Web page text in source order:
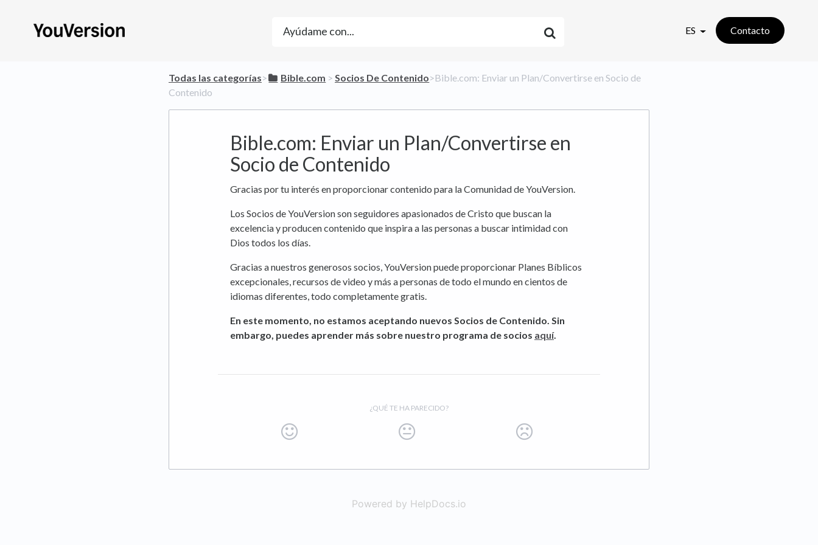
ES Contacto
Todas las categorías​>​ ​Bible.com ​ > ​​Socios De Contenido​>​ Bible.com: Enviar un Plan/Convertirse en Socio de
Contenido
Bible.com: Enviar un Plan/Convertirse en
Socio de Contenido
Gracias por tu interés en proporcionar contenido para la Comunidad de YouVersion.
Los Socios de YouVersion son seguidores apasionados de Cristo que buscan la
excelencia y producen contenido que inspira a las personas a buscar intimidad con
Dios todos los días.
Gracias a nuestros generosos socios, YouVersion puede proporcionar Planes Bíblicos
excepcionales, recursos de video y más a personas de todo el mundo en cientos de
idiomas diferentes, todo completamente gratis.
En este momento, no estamos aceptando nuevos Socios de Contenido. Sin
embargo, puedes aprender más sobre nuestro programa de socios aquí.
¿QUÉ TE HA PARECIDO?
Powered by HelpDocs.io